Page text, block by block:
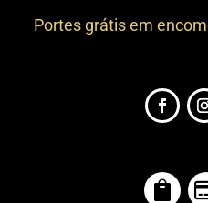
Portes grátis em
